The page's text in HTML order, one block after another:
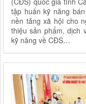
tập huấn kỹ năng
nền tảng xã hội cho
thiệu sản phẩm, dịch
kỹ năng về CĐS…